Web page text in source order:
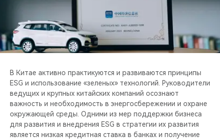
CHERY И СПОРТ
НАШИ МЕРОПРИЯТИЯ
ВИДЕООБЗОРЫ
CHERY ДЛЯ ДЕТЕЙ
В Китае активно практикуются и развиваются принципы
ESG и использование «зеленых» технологий. Руководители
ведущих и крупных китайских компаний осознают
важность и необходимость в энергосбережении и охране
окружающей среды. Одними из мер поддержки бизнеса
для развития и внедрения ESG в стратегии их развития
является низкая кредитная ставка в банках и получение